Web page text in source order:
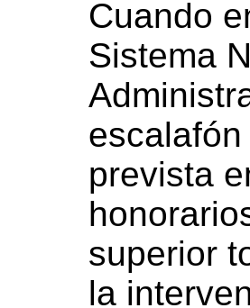
Cuando
Sistema
prevista
superior
la